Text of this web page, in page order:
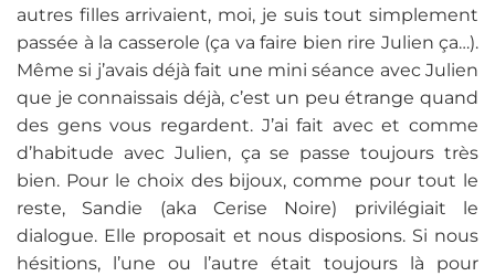
autres filles arrivaient, moi, je suis tout simplement
passée à la casserole (ça va faire bien rire Julien ça…).
Même si j’avais déjà fait une mini séance avec Julien
que je connaissais déjà, c’est un peu étrange quand
des gens vous regardent. J’ai fait avec et comme
d’habitude avec Julien, ça se passe toujours très
bien. Pour le choix des bijoux, comme pour tout le
reste, Sandie (aka Cerise Noire) privilégiait le
dialogue. Elle proposait et nous disposions. Si nous
hésitions, l’une ou l’autre était toujours là pour